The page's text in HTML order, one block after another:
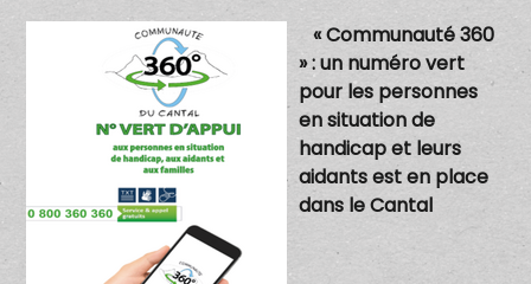
« Communauté 360
» : un numéro vert
pour les personnes
en situation de
handicap et leurs
aidants est en place
dans le Cantal